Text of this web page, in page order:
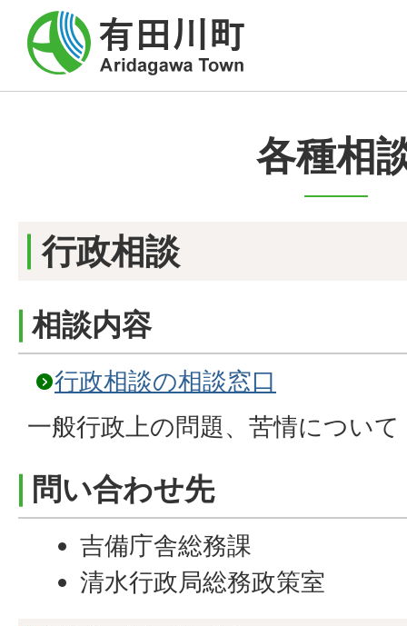
各種相
行政相談
相談内容
行政相談の相談窓口
一般行政上の問題、苦情について
問い合わせ先
吉備庁舎総務課
清水行政局総務政策室